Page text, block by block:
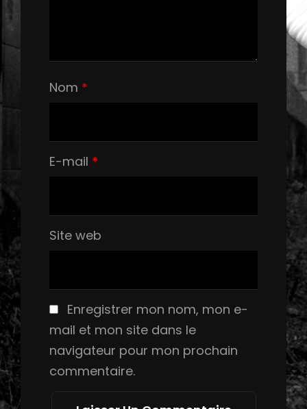
Nom *
E-mail *
Site web
Enregistrer mon nom, mon e-
mail et mon site dans le
navigateur pour mon prochain
commentaire.